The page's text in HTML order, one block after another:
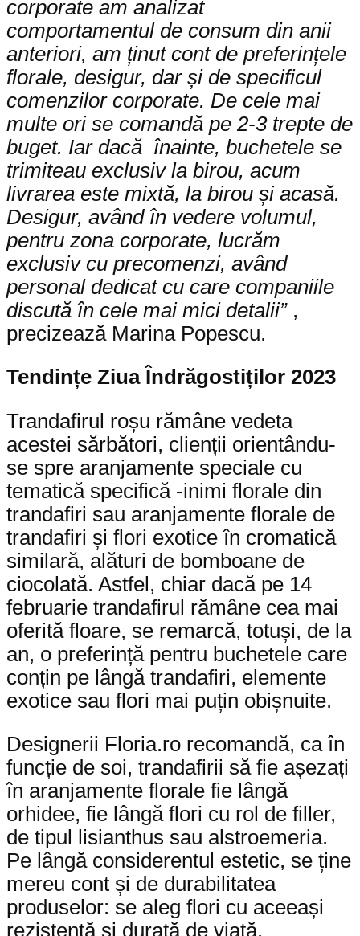
corporate am analizat
comportamentul de consum din anii
anteriori, am ținut cont de preferințele
florale, desigur, dar și de specificul
comenzilor corporate. De cele mai
multe ori se comandă pe 2-3 trepte de
buget. Iar dacă înainte, buchetele se
trimiteau exclusiv la birou, acum
livrarea este mixtă, la birou și acasă.
Desigur, având în vedere volumul,
pentru zona corporate, lucrăm
exclusiv cu precomenzi, având
personal dedicat cu care companiile
discută în cele mai mici detalii” ,
precizează Marina Popescu.
Tendințe Ziua Îndrăgostiților 2023
Trandafirul roșu rămâne vedeta
acestei sărbători, clienții orientându-
se spre aranjamente speciale cu
tematică specifică -inimi florale din
trandafiri sau aranjamente florale de
trandafiri și flori exotice în cromatică
similară, alături de bomboane de
ciocolată. Astfel, chiar dacă pe 14
februarie trandafirul rămâne cea mai
oferită floare, se remarcă, totuși, de la
an, o preferință pentru buchetele care
conțin pe lângă trandafiri, elemente
exotice sau flori mai puțin obișnuite.
Designerii Floria.ro recomandă, ca în
funcție de soi, trandafirii să fie așezați
în aranjamente florale fie lângă
orhidee, fie lângă flori cu rol de filler,
de tipul lisianthus sau alstroemeria.
Pe lângă considerentul estetic, se ține
mereu cont și de durabilitatea
produselor: se aleg flori cu aceeași
rezistență și durată de viață.